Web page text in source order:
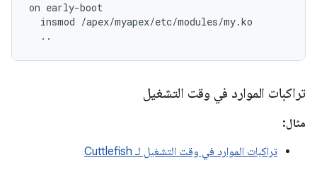
on early-boot
  insmod /apex/myapex/etc/modules/my.ko
تراكبات الموارد في وقت التشغيل
مثال:
تراكبات الموارد في وقت التشغيل لـ Cuttlefish